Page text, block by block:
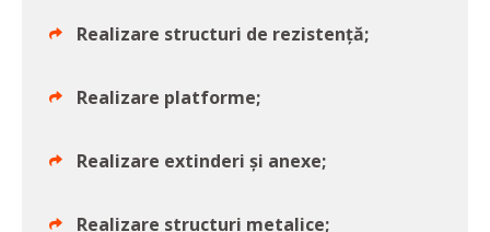
Realizare structuri de rezistență;
Realizare platforme;
Realizare extinderi și anexe;
Realizare structuri metalice;